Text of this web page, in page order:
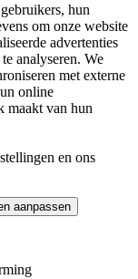
hun
om onze website
advertenties
analyseren. We
met externe
online
maakt van hun
en ons
aanpassen